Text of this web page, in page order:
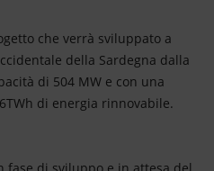
che verrà sviluppato a
della Sardegna dalla
di 504 MW e con una
di energia rinnovabile.